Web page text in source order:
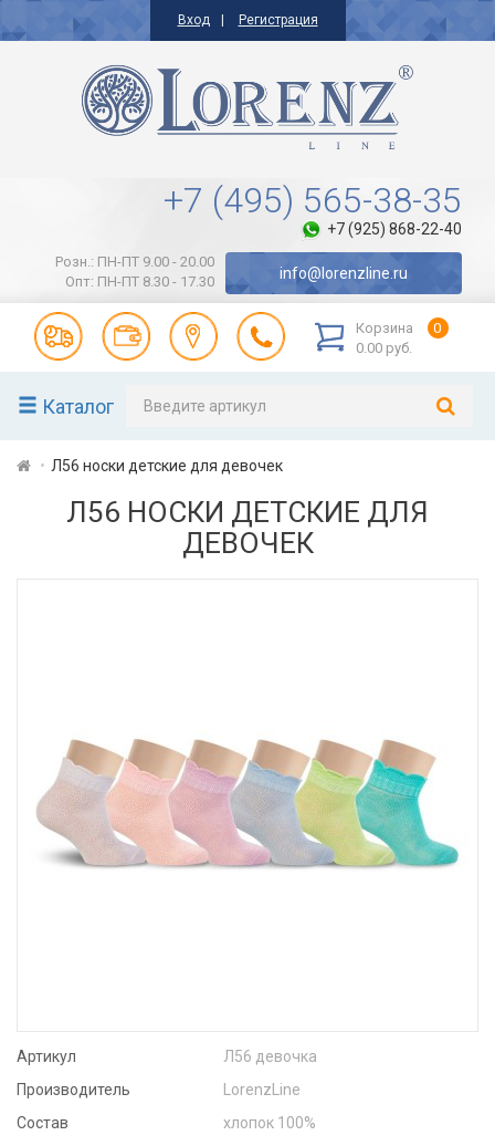
Вход Регистрация
+7 (495) 565-38-35
+7 (925) 868-22-40
Розн.: ПН-ПТ 9.00 - 20.00
Опт: ПН-ПТ 8.30 - 17.30
info@lorenzline.ru
Корзина
0
0.00 руб.
Каталог
Л56 носки детские для девочек
Л56 НОСКИ ДЕТСКИЕ ДЛЯ
ДЕВОЧЕК
Артикул
Л56 девочка
Производитель
LorenzLine
Состав
хлопок 100%